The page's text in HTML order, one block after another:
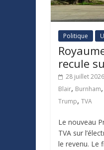
Politique
recule
28 juillet 2026
Blair, Burnham,
Trump, TVA
Le nouveau
TVA sur
le revenu. Le